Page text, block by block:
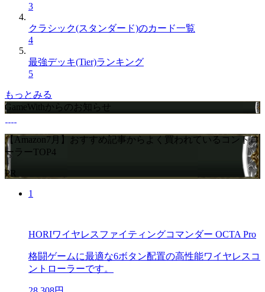
3
クラシック(スタンダード)のカード一覧
4
最強デッキ(Tier)ランキング
5
もっとみる
GameWithからのお知らせ
【Amazon7月】おすすめ記事からよく買われているコントロ
ーラーTOP4
PR
1
HORIワイヤレスファイティングコマンダー OCTA Pro
格闘ゲームに最適な6ボタン配置の高性能ワイヤレスコ
ントローラーです。